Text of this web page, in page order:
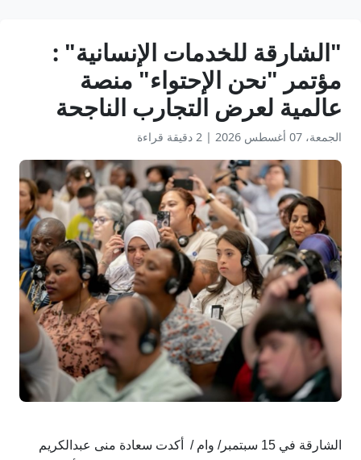
"الشارقة للخدمات الإنسانية" :
مؤتمر "نحن الإحتواء" منصة
عالمية لعرض التجارب الناجحة
الجمعة، 07 أغسطس 2026 | 2 دقيقة قراءة
الشارقة في 15 سبتمبر/ وام / أكدت سعادة منى عبدالكريم